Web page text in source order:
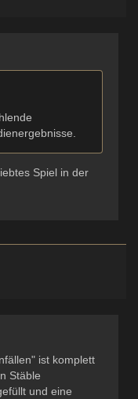
Spiel in der
ist komplett
Stäble
und eine